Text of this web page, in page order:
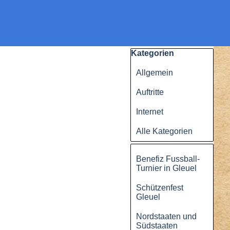
Block überspringen Kategorien
Kategorien
Allgemein
Auftritte
Internet
Alle Kategorien
Benefiz Fussball-
Turnier in Gleuel
Schützenfest
Gleuel
Nordstaaten und
Südstaaten